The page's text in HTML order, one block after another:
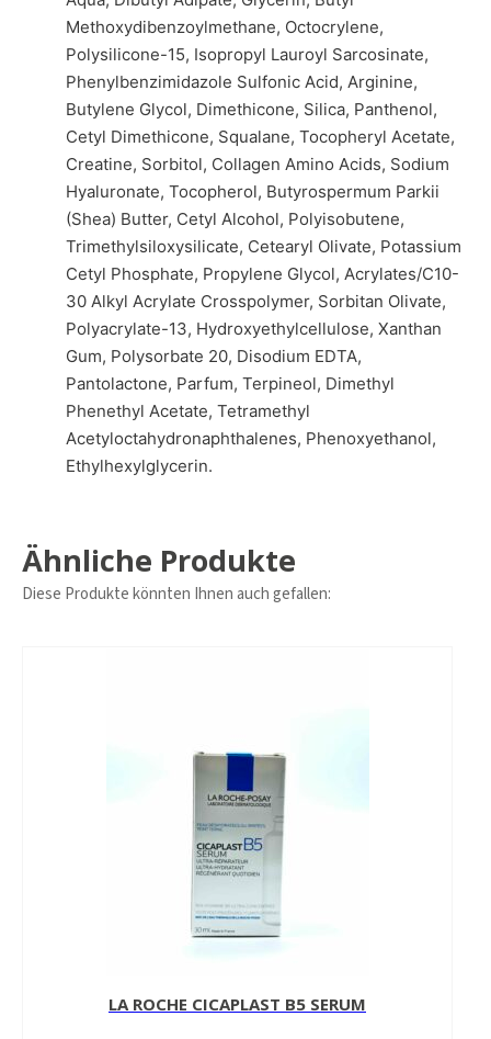
Methoxydibenzoylmethane, Octocrylene,
Polysilicone-15, Isopropyl Lauroyl Sarcosinate,
Phenylbenzimidazole Sulfonic Acid, Arginine,
Butylene Glycol, Dimethicone, Silica, Panthenol,
Cetyl Dimethicone, Squalane, Tocopheryl Acetate,
Creatine, Sorbitol, Collagen Amino Acids, Sodium
Hyaluronate, Tocopherol, Butyrospermum Parkii
(Shea) Butter, Cetyl Alcohol, Polyisobutene,
Trimethylsiloxysilicate, Cetearyl Olivate, Potassium
Cetyl Phosphate, Propylene Glycol, Acrylates/C10-
30 Alkyl Acrylate Crosspolymer, Sorbitan Olivate,
Polyacrylate-13, Hydroxyethylcellulose, Xanthan
Gum, Polysorbate 20, Disodium EDTA,
Pantolactone, Parfum, Terpineol, Dimethyl
Phenethyl Acetate, Tetramethyl
Acetyloctahydronaphthalenes, Phenoxyethanol,
Ethylhexylglycerin.
Ähnliche Produkte
Diese Produkte könnten Ihnen auch gefallen:
LA ROCHE CICAPLAST B5 SERUM